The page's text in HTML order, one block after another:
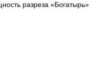
разреза «Богатырь»